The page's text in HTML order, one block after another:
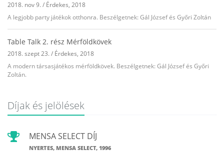
2018. nov 9. / Érdekes, 2018
A legjobb party játékok otthonra. Beszélgetnek: Gál József és Győri Zoltán
Table Talk 2. rész Mérföldkövek
2018. szept 23. / Érdekes, 2018
A modern társasjátékos mérföldkövek. Beszélgetnek: Gál József és Győri
Zoltán.
Díjak és jelölések
MENSA SELECT DÍJ
NYERTES, MENSA SELECT, 1996